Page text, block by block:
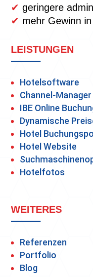
✔ geringere
✔ mehr Gewinn
LEISTUNGEN
Hotelsoftware
Channel-Manager
IBE Online
Dynamische
Hotel
Hotel Website
Hotelfotos
WEITERES
Referenzen
Portfolio
Blog